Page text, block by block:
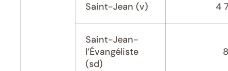
Saint-Jean (v) 4
Saint-Jean-
l’Évangéliste
(sd)